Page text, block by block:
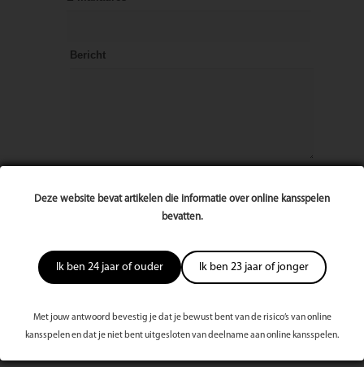
Deze website bevat artikelen die informatie over online kansspelen
bevatten.
Ik ben 24 jaar of ouder Ik ben 23 jaar of jonger
Met jouw antwoord bevestig je dat je bewust bent van de risico’s van online
kansspelen en dat je niet bent uitgesloten van deelname aan online kansspelen.
Bericht